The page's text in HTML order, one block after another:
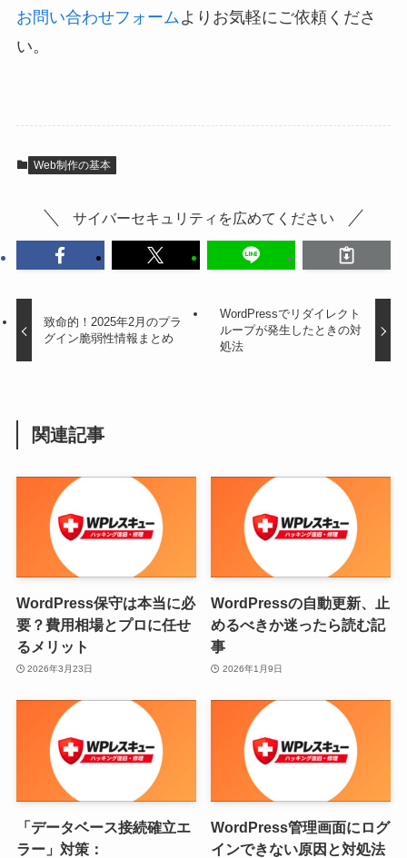
お問い合わせフォーム よりお気軽にご依頼くださ
い。
Web制作の基本
サイバーセキュリティを広めてください
致命的！2025年2月のプラ
グイン脆弱性情報まとめ
WordPressでリダイレクト
ループが発生したときの対
処法
関連記事
WordPress保守は本当に必
要？費用相場とプロに任せ
るメリット
2026年3月23日
WordPressの自動更新、止
めるべきか迷ったら読む記
事
2026年1月9日
「データベース接続確立エ
ラー」対策：
WordPress管理画面にログ
インできない原因と対処法